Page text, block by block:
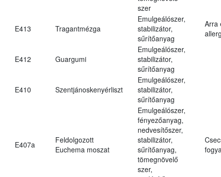
szer
E413 Tragantmézga
Emulgeálószer,
stabilizátor,
sűrítőanyag
Arra
E412 Guargumi
Emulgeálószer,
stabilizátor,
sűrítőanyag
E410 Szentjánoskenyérliszt
Emulgeálószer,
stabilizátor,
sűrítőanyag
E407a
Feldolgozott
Euchema moszat
Emulgeálószer,
fényezőanyag,
nedvesítőszer,
stabilizátor,
sűrítőanyag,
tömegnövelő
szer,